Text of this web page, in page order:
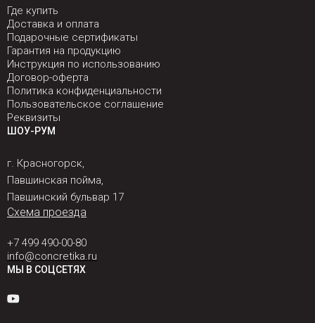
Где купить
Доставка и оплата
Подарочные сертификаты
Гарантия на продукцию
Инструкция по использованию
Договор-оферта
Политика конфиденциальности
Пользовательское соглашение
Реквизиты
ШОУ-РУМ
г. Красногорск,
Павшинская пойма,
Павшинский бульвар 17
Схема проезда
+7 499 490-00-80
info@concretika.ru
МЫ В СОЦСЕТЯХ